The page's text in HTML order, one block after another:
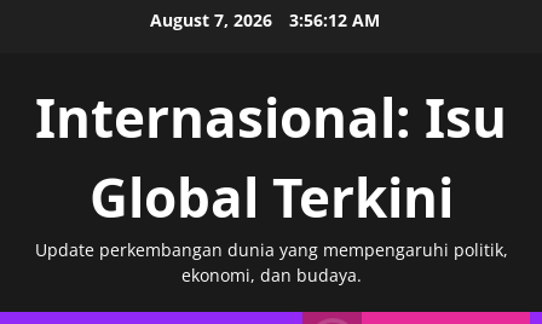
August 7, 2026 3:56:12 AM
Internasional: Isu
Global Terkini
Update perkembangan dunia yang mempengaruhi politik,
ekonomi, dan budaya.